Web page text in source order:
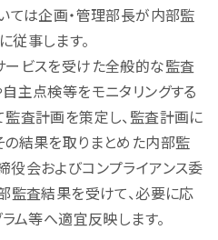
ては企画・管理部長が内部監
事します。
ービスを受けた全般的な監査
主点検等をモニタリングする
査計画を策定し、監査計画に
の結果を取りまとめた内部監
役会およびコンプライアンス委
監査結果を受けて、必要に応
ラム等へ適宜反映します。